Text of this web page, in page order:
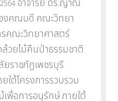
2564 อาจารย์ ดร.ญาณ
งคณบดี คณะวิทยา
คณะวิทยาศาสตร์
วยไม้คืนป่าธรรมชาติ
ราชภัฏเพชรบุรี
ใต้โครงการรวบรวม
เพื่อการอนุรักษ์ภายใต้